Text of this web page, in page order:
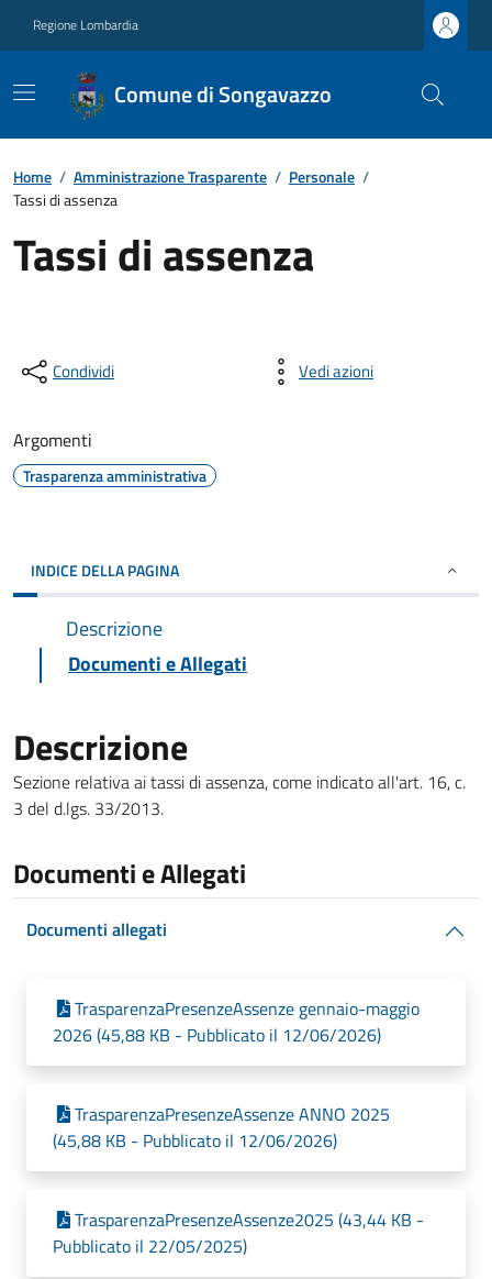
Regione Lombardia
Comune di Songavazzo
Home / Amministrazione Trasparente / Personale /
Tassi di assenza
Tassi di assenza
Condividi Vedi azioni
Argomenti
Trasparenza amministrativa
INDICE DELLA PAGINA
Descrizione
Documenti e Allegati
Descrizione
Sezione relativa ai tassi di assenza, come indicato all'art. 16, c.
3 del d.lgs. 33/2013.
Documenti e Allegati
Documenti allegati
TrasparenzaPresenzeAssenze gennaio-maggio
2026 (45,88 KB - Pubblicato il 12/06/2026)
TrasparenzaPresenzeAssenze ANNO 2025
(45,88 KB - Pubblicato il 12/06/2026)
TrasparenzaPresenzeAssenze2025 (43,44 KB -
Pubblicato il 22/05/2025)